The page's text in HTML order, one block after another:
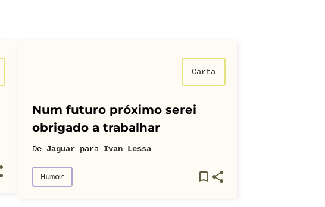
Carta
Num futuro próximo serei
obrigado a trabalhar
De Jaguar para Ivan Lessa
Humor